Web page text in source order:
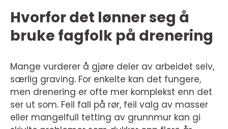
Hvorfor det lønner seg å
bruke fagfolk på drenering
Mange vurderer å gjøre deler av arbeidet selv,
særlig graving. For enkelte kan det fungere,
men drenering er ofte mer komplekst enn det
ser ut som. Feil fall på rør, feil valg av masser
eller mangelfull tetting av grunnmur kan gi